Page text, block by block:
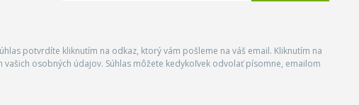
potvrdíte kliknutím na odkaz, ktorý vám pošleme na váš email. Kliknutím na
osobných údajov. Súhlas môžete kedykoľvek odvolať písomne, emailom